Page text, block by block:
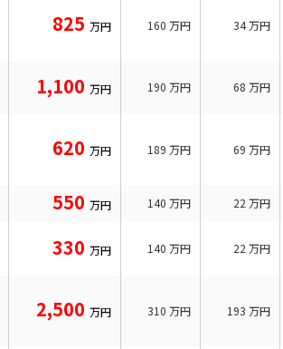
825 万円 160 万円 34万円
1,100 万円 190 万円 68 万円
620 万円 189 万円 69 万円
550 万円 140 万円 22 万円
330 万円 140 万円 22 万円
2,500 万円 310 万円 193 万円